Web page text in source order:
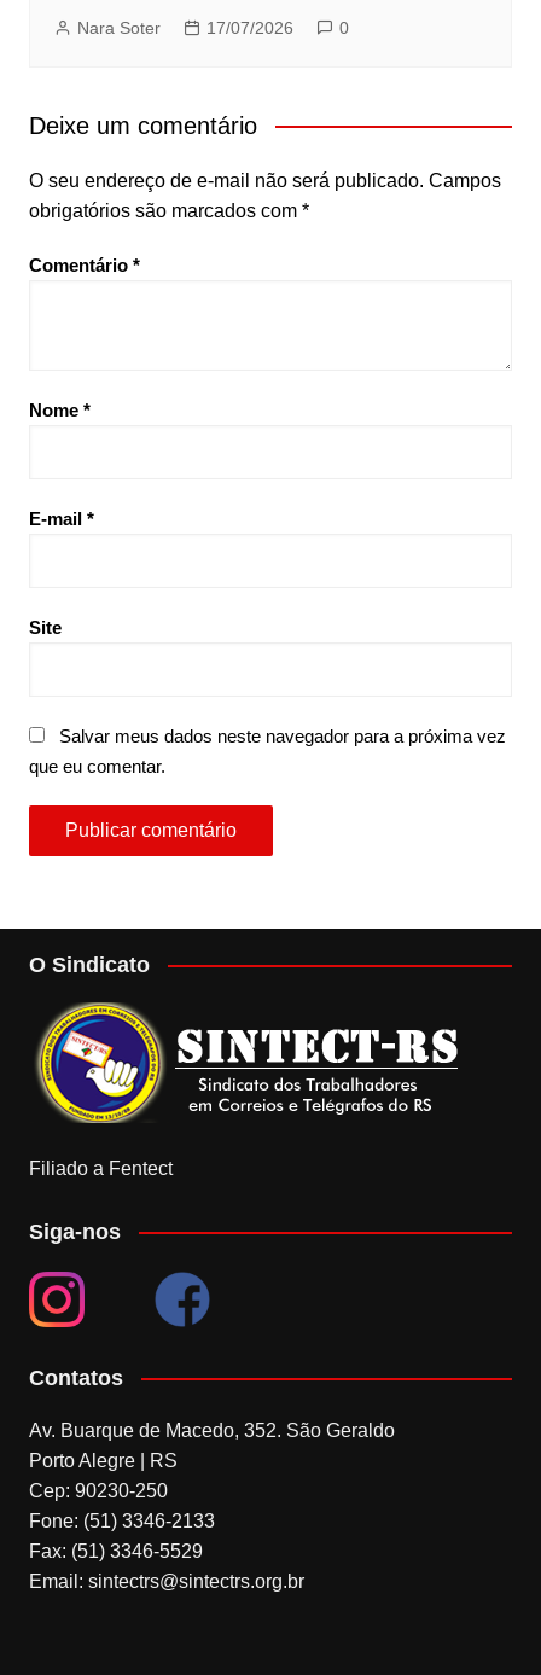
Nara Soter 17/07/2026 0
Deixe um comentário
O seu endereço de e-mail não será publicado. Campos
obrigatórios são marcados com *
Comentário *
Nome *
E-mail *
Site
Salvar meus dados neste navegador para a próxima vez
que eu comentar.
O Sindicato
Filiado a Fentect
Siga-nos
Contatos
Av. Buarque de Macedo, 352. São Geraldo
Porto Alegre | RS
Cep: 90230-250
Fone: (51) 3346-2133
Fax: (51) 3346-5529
Email: sintectrs@sintectrs.org.br